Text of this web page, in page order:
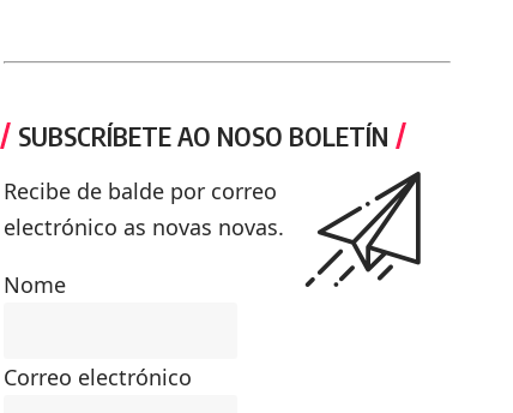
SUBSCRÍBETE AO NOSO BOLETÍN
Recibe de balde por correo
electrónico as novas novas.
Nome
Correo electrónico